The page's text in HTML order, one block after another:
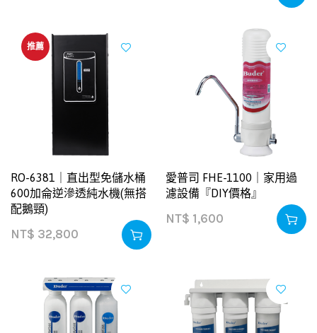
推薦
RO-6381｜直出型免儲水桶
600加侖逆滲透純水機(無搭
配鵝頸)
NT$ 32,800
愛普司 FHE-1100｜家用過
濾設備『DIY價格』
NT$ 1,600